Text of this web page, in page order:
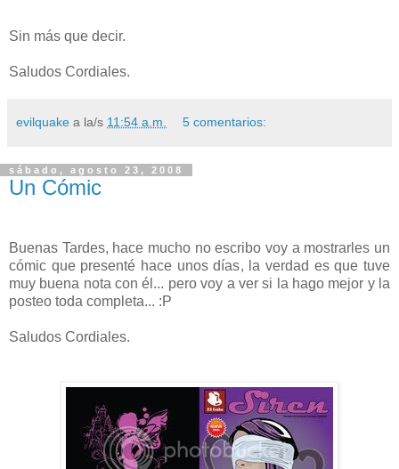
Sin más que decir.
Saludos Cordiales.
evilquake a la/s 11:54 a.m. 5 comentarios:
sábado, agosto 23, 2008
Un Cómic
Buenas Tardes, hace mucho no escribo voy a mostrarles un
cómic que presenté hace unos días, la verdad es que tuve
muy buena nota con él... pero voy a ver si la hago mejor y la
posteo toda completa... :P
Saludos Cordiales.